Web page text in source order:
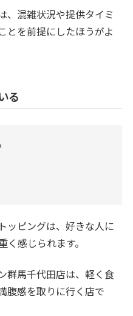
、混雑状況や提供タイミ
とを前提にしたほうがよ
る
ッピングは、好きな人に
感じられます。
群馬千代田店は、軽く食
腹感を取りに行く店で